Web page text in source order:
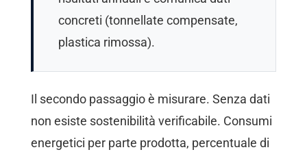
concreti (tonnellate compensate,
plastica rimossa).
Il secondo passaggio è misurare. Senza dati
non esiste sostenibilità verificabile. Consumi
energetici per parte prodotta, percentuale di